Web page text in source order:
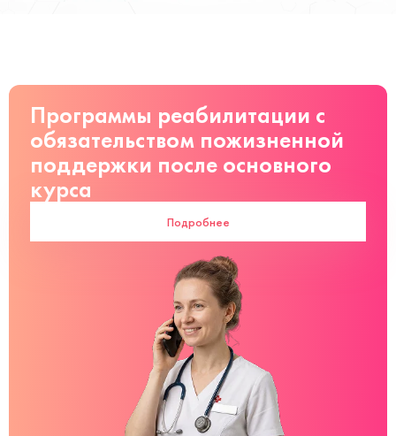
Программы реабилитации с
обязательством пожизненной
поддержки после основного
курса
Подробнее